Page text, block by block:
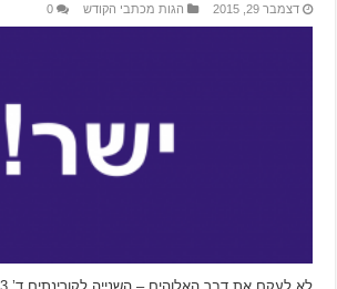
דצמבר 29, 2015 הגות מכתבי הקודש 0